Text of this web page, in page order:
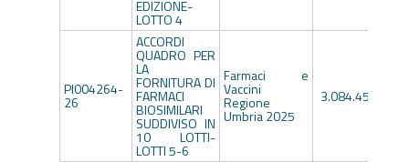
EDIZIONE-
LOTTO 4
PI004264-
26
ACCORDI
QUADRO PER
LA
FORNITURA DI
FARMACI
BIOSIMILARI
SUDDIVISO IN
10 LOTTI-
LOTTI 5-6
Farmaci e
Vaccini
Regione
Umbria 2025
3.084.459,00€